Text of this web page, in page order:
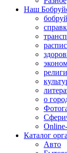
Наш
о
Каталог
Авто